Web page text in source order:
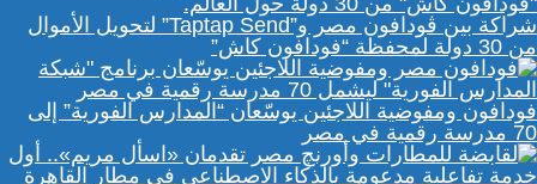
شراكة بين ڤودافون مصر و”Taptap Send” لتحويل الأموال
من 30 دولة لمحفظة “فودافون كاش”
فودافون ومفوضية اللاجئين يوسّعان “المدارس الفورية” إلى
70 مدرسة رقمية في مصر